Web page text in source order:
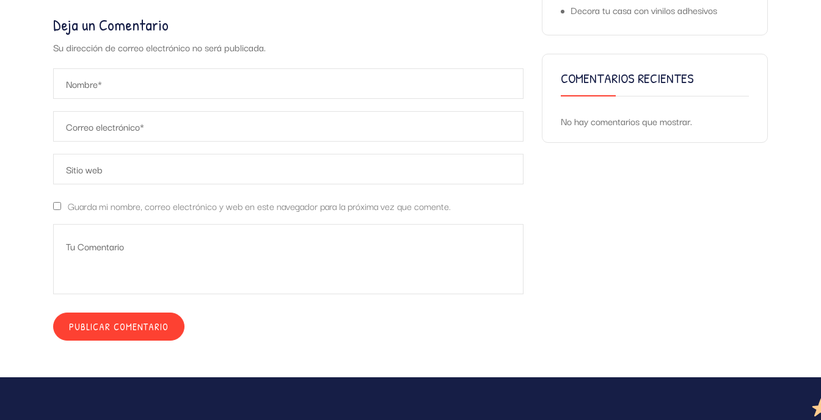
Deja un Comentario
Su dirección de correo electrónico no será publicada.
Guarda mi nombre, correo electrónico y web en este navegador para la próxima vez que comente.
Decora tu casa con vinilos adhesivos
COMENTARIOS RECIENTES
No hay comentarios que mostrar.